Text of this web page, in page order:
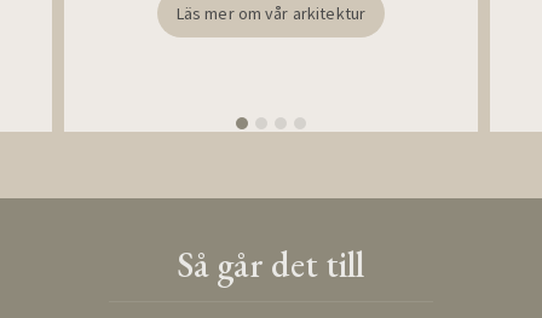
Läs mer om vår arkitektur
Så går det till